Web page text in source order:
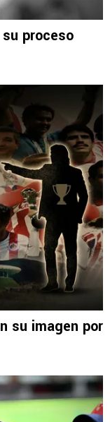
proceso
su imagen por